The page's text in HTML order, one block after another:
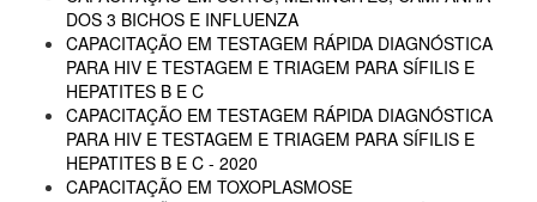
DOS 3 BICHOS E INFLUENZA
CAPACITAÇÃO EM TESTAGEM RÁPIDA DIAGNÓSTICA
PARA HIV E TESTAGEM E TRIAGEM PARA SÍFILIS E
HEPATITES B E C
CAPACITAÇÃO EM TESTAGEM RÁPIDA DIAGNÓSTICA
PARA HIV E TESTAGEM E TRIAGEM PARA SÍFILIS E
HEPATITES B E C - 2020
CAPACITAÇÃO EM TOXOPLASMOSE